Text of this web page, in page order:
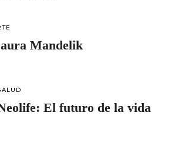
Mandelik
El futuro de la vida